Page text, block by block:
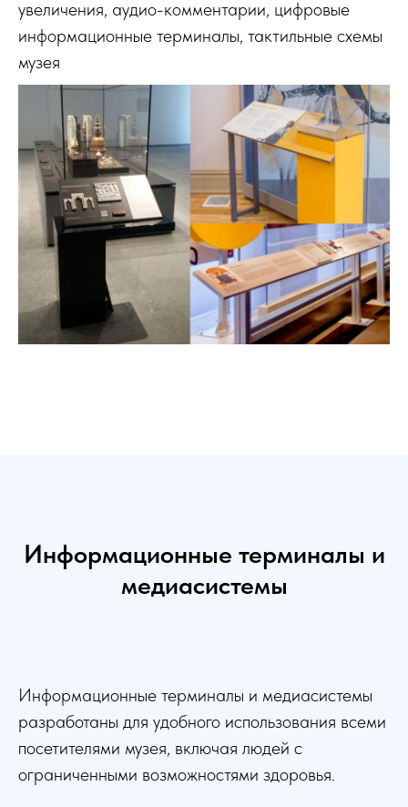
увеличения, аудио-комментарии, цифровые
информационные терминалы, тактильные схемы
музея
Информационные терминалы и
медиасистемы
Информационные терминалы и медиасистемы
разработаны для удобного использования всеми
посетителями музея, включая людей с
ограниченными возможностями здоровья.